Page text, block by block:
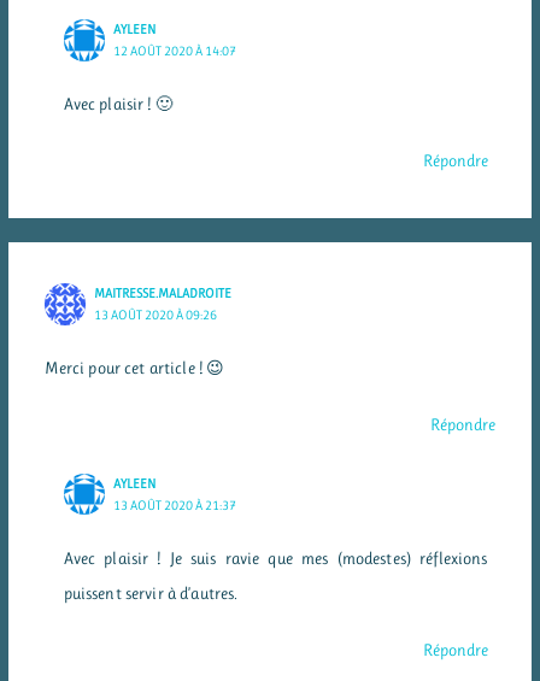
AYLEEN
12 AOÛT 2020 À 14:07
Avec plaisir ! 🙂
Répondre
MAITRESSE.MALADROITE
13 AOÛT 2020 À 09:26
Merci pour cet article ! 😉
Répondre
AYLEEN
13 AOÛT 2020 À 21:37
Avec plaisir ! Je suis ravie que mes (modestes) réflexions
puissent servir à d’autres.
Répondre